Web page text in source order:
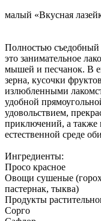
Little
малый «Вкусная
Полностью
это занимательное
мышей и песчанок. В
зерна, кусочки
излюбленными
удобной
удовольствием,
приключений, а также
естественной среде
Ингредиенты:
Просо красное
Овощи сушеные
пастернак, тыква)
Продукты
Сорго